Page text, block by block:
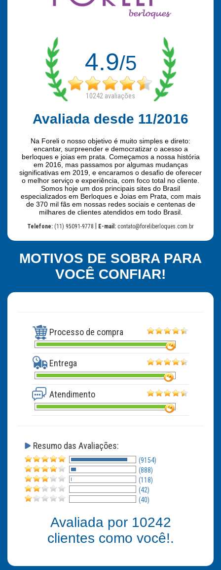
4.9/5
10242 avaliações
Avaliada desde 11/2016
Na Foreli o nosso objetivo é muito simples e direto:
encantar, surpreender e democratizar o acesso a
berloques e joias em prata. Começamos a nossa história
em 2016, mas passamos por algumas mudanças
significativas em 2019, e encaramos o desafio de oferecer
o melhor serviço e experiência, com foco total no cliente.
Somos hoje um dos principais sites do Brasil
especializados em Berloques e Joias em Prata, com mais
de 370 mil fãs em nossas redes sociais e centenas de
milhares de clientes atendidos em todo Brasil.
Telefone: (11) 95091-9778 E-mail: contato@foreliberloques.com.br
MOTIVOS DE SOBRA PARA
VOCÊ CONFIAR!
Processo de compra
Entrega
Atendimento
Resumo das Avaliações:
(9154)
(888)
(118)
(42)
(40)
Avaliada por 10242
clientes como você!.